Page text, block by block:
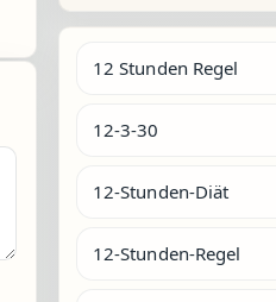
12 Stunden Regel
12-3-30
12-Stunden-Diät
12-Stunden-Regel